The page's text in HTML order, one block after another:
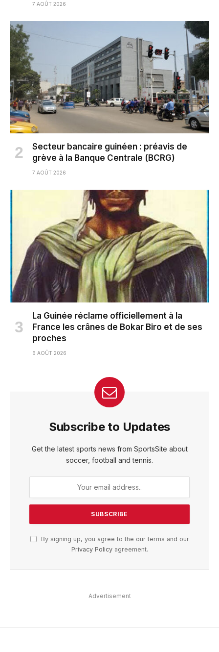
7 AOÛT 2026
Secteur bancaire guinéen : préavis de
grève à la Banque Centrale (BCRG)
7 AOÛT 2026
La Guinée réclame officiellement à la
France les crânes de Bokar Biro et de ses
proches
6 AOÛT 2026
Subscribe to Updates
Get the latest sports news from SportsSite about
soccer, football and tennis.
By signing up, you agree to the our terms and our
Privacy Policyagreement.
Advertisement